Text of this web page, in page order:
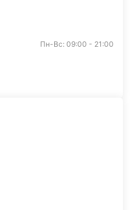
Пн-Вс: 09:00 - 21:00